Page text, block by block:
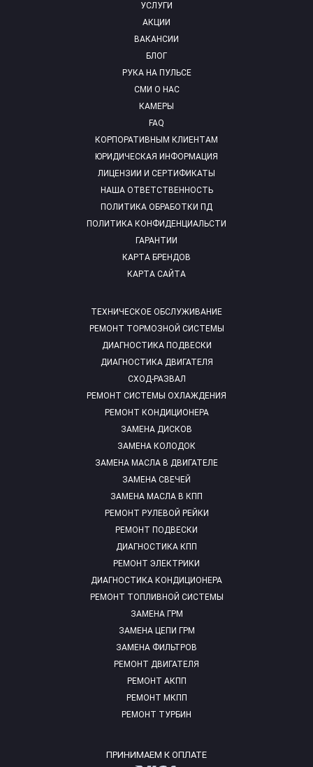
УСЛУГИ
АКЦИИ
ВАКАНСИИ
БЛОГ
РУКА НА ПУЛЬСЕ
СМИ О НАС
КАМЕРЫ
FAQ
ТЕХНИЧЕСКОЕ ОБСЛУЖИВАНИЕ
РЕМОНТ ТОРМОЗНОЙ СИСТЕМЫ
ДИАГНОСТИКА ПОДВЕСКИ
ДИАГНОСТИКА ДВИГАТЕЛЯ
СХОД-РАЗВАЛ
РЕМОНТ СИСТЕМЫ ОХЛАЖДЕНИЯ
РЕМОНТ КОНДИЦИОНЕРА
ЗАМЕНА ДИСКОВ
ЗАМЕНА КОЛОДОК
ЗАМЕНА МАСЛА В ДВИГАТЕЛЕ
ЗАМЕНА СВЕЧЕЙ
ЗАМЕНА МАСЛА В КПП
РЕМОНТ РУЛЕВОЙ РЕЙКИ
РЕМОНТ ПОДВЕСКИ
ДИАГНОСТИКА КПП
РЕМОНТ ЭЛЕКТРИКИ
ДИАГНОСТИКА КОНДИЦИОНЕРА
РЕМОНТ ТОПЛИВНОЙ СИСТЕМЫ
ЗАМЕНА ГРМ
ЗАМЕНА ЦЕПИ ГРМ
ЗАМЕНА ФИЛЬТРОВ
РЕМОНТ ДВИГАТЕЛЯ
РЕМОНТ АКПП
РЕМОНТ МКПП
РЕМОНТ ТУРБИН
КОРПОРАТИВНЫМ КЛИЕНТАМ
ЮРИДИЧЕСКАЯ ИНФОРМАЦИЯ
ЛИЦЕНЗИИ И СЕРТИФИКАТЫ
НАША ОТВЕТСТВЕННОСТЬ
ПОЛИТИКА ОБРАБОТКИ ПД
ПОЛИТИКА КОНФИДЕНЦИАЛЬСТИ
ГАРАНТИИ
КАРТА БРЕНДОВ
КАРТА САЙТА
ПРИНИМАЕМ К ОПЛАТЕ